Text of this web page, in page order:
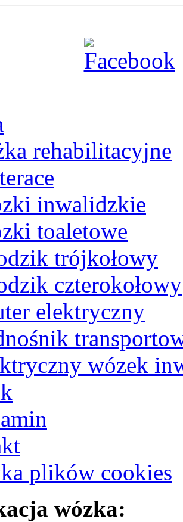
rehabilitacyjne
inwalidzkie
toaletowe
trójkołowy
czterokołowy
elektryczny
wózek
plików cookies
wózka: